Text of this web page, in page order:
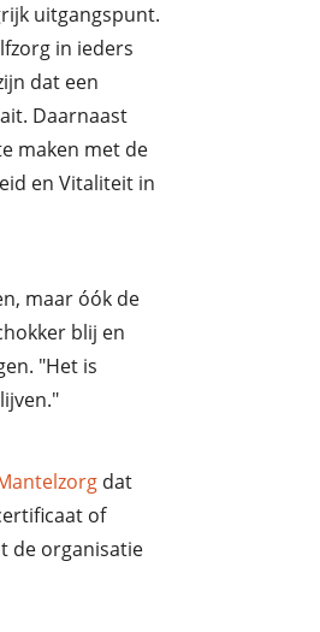
uitgangspunt.
in ieders
dat een
Daarnaast
maken met de
en Vitaliteit in
maar óók de
blij en
"Het is
dat
of
de organisatie